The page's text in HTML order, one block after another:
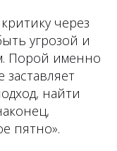
через
угрозой и
Порой именно
заставляет
найти
пятно».